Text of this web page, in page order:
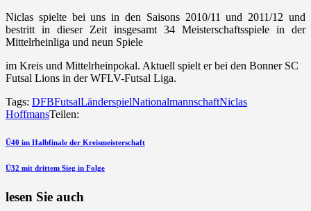
Niclas spielte bei uns in den Saisons 2010/11 und 2011/12 und
bestritt in dieser Zeit insgesamt 34 Meisterschaftsspiele in der
Mittelrheinliga und neun Spiele
im Kreis und Mittelrheinpokal. Aktuell spielt er bei den Bonner SC
Futsal Lions in der WFLV-Futsal Liga.
Tags: DFBFutsalLänderspielNationalmannschaftNiclas
HoffmansTeilen:
Beitragsnavigation
vorherigen
Ü40 im Halbfinale der Kreismeisterschaft
nächsten
Ü32 mit drittem Sieg in Folge
lesen Sie auch